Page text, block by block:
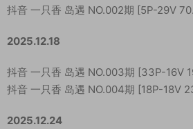
抖音 一只香 岛遇 NO.002期 [5P-29V
2025.12.18
抖音 一只香 岛遇 NO.003期 [33P-16V
抖音 一只香 岛遇 NO.004期 [18P-18V
2025.12.24